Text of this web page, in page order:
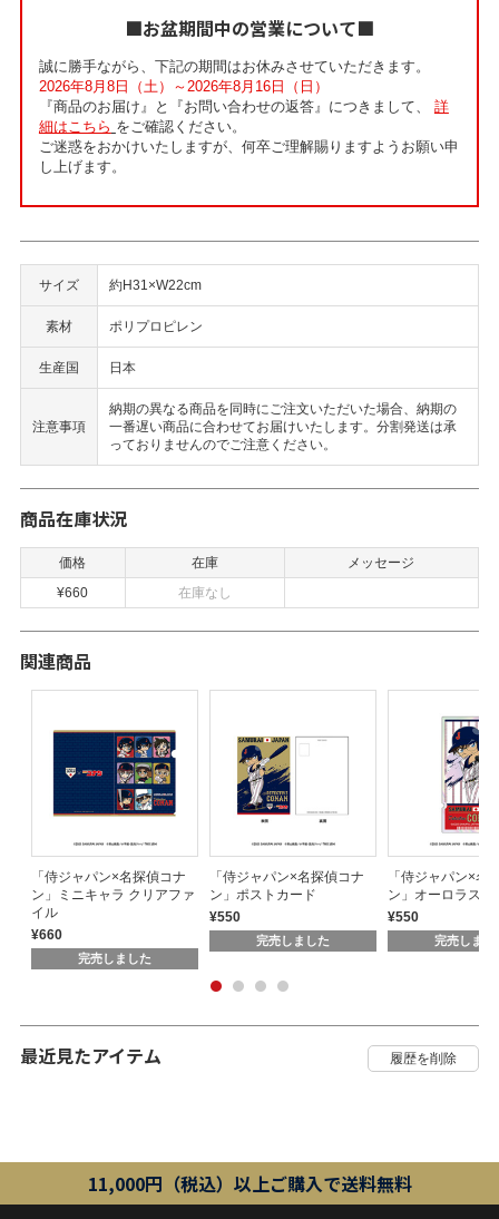
■お盆期間中の営業について■
誠に勝手ながら、下記の期間はお休みさせていただきます。
2026年8月8日（土）～2026年8月16日（日）
『商品のお届け』と『お問い合わせの返答』につきまして、 詳
細はこちら をご確認ください。
ご迷惑をおかけいたしますが、何卒ご理解賜りますようお願い申
し上げます。
サイズ 約H31×W22cm
素材 ポリプロピレン
生産国 日本
注意事項
納期の異なる商品を同時にご注文いただいた場合、納期の
一番遅い商品に合わせてお届けいたします。分割発送は承
っておりませんのでご注意ください。
商品在庫状況
価格 在庫
メッセージ
¥660
在庫なし
関連商品
「侍ジャパン×名探偵コナ
ン」ミニキャラ クリアファ
イル
¥660
完売しました
「侍ジャパン×名探偵コナ
ン」ポストカード
¥550
完売しました
「侍ジャパン×名
ン」オーロラステ
¥550
完売しまし
最近見たアイテム
11,000円（税込）以上ご購入で送料無料